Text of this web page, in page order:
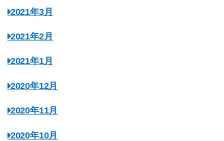
2021年3月
2021年2月
2021年1月
2020年12月
2020年11月
2020年10月